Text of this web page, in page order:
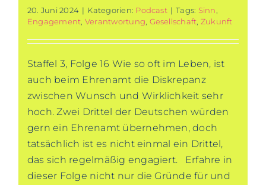
20. Juni 2024 | Kategorien: Podcast | Tags: Sinn
Engagement Verantwortung Gesellschaft Zukunft
Staffel 3, Folge 16 Wie so oft im Leben, ist
auch beim Ehrenamt die Diskrepanz
zwischen Wunsch und Wirklichkeit sehr
hoch. Zwei Drittel der Deutschen würden
gern ein Ehrenamt übernehmen, doch
tatsächlich ist es nicht einmal ein Drittel,
das sich regelmäßig engagiert. Erfahre in
dieser Folge nicht nur die Gründe für und